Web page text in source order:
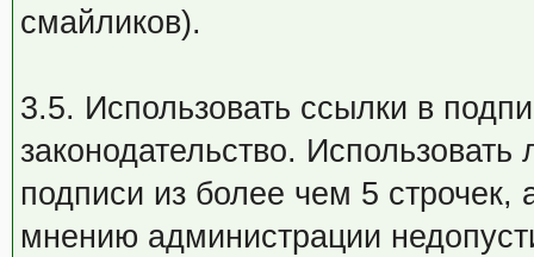
смайликов).
3.5. Использовать ссылки в
законодательство.
подписи из более чем 5 строчек,
мнению администрации